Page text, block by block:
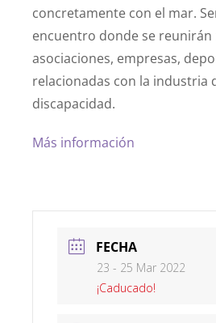
concretamente con el mar.
encuentro donde se reunirán
asociaciones, empresas,
relacionadas con la industria
discapacidad.
Más información
FECHA
23 - 25 Mar 2022
¡Caducado!